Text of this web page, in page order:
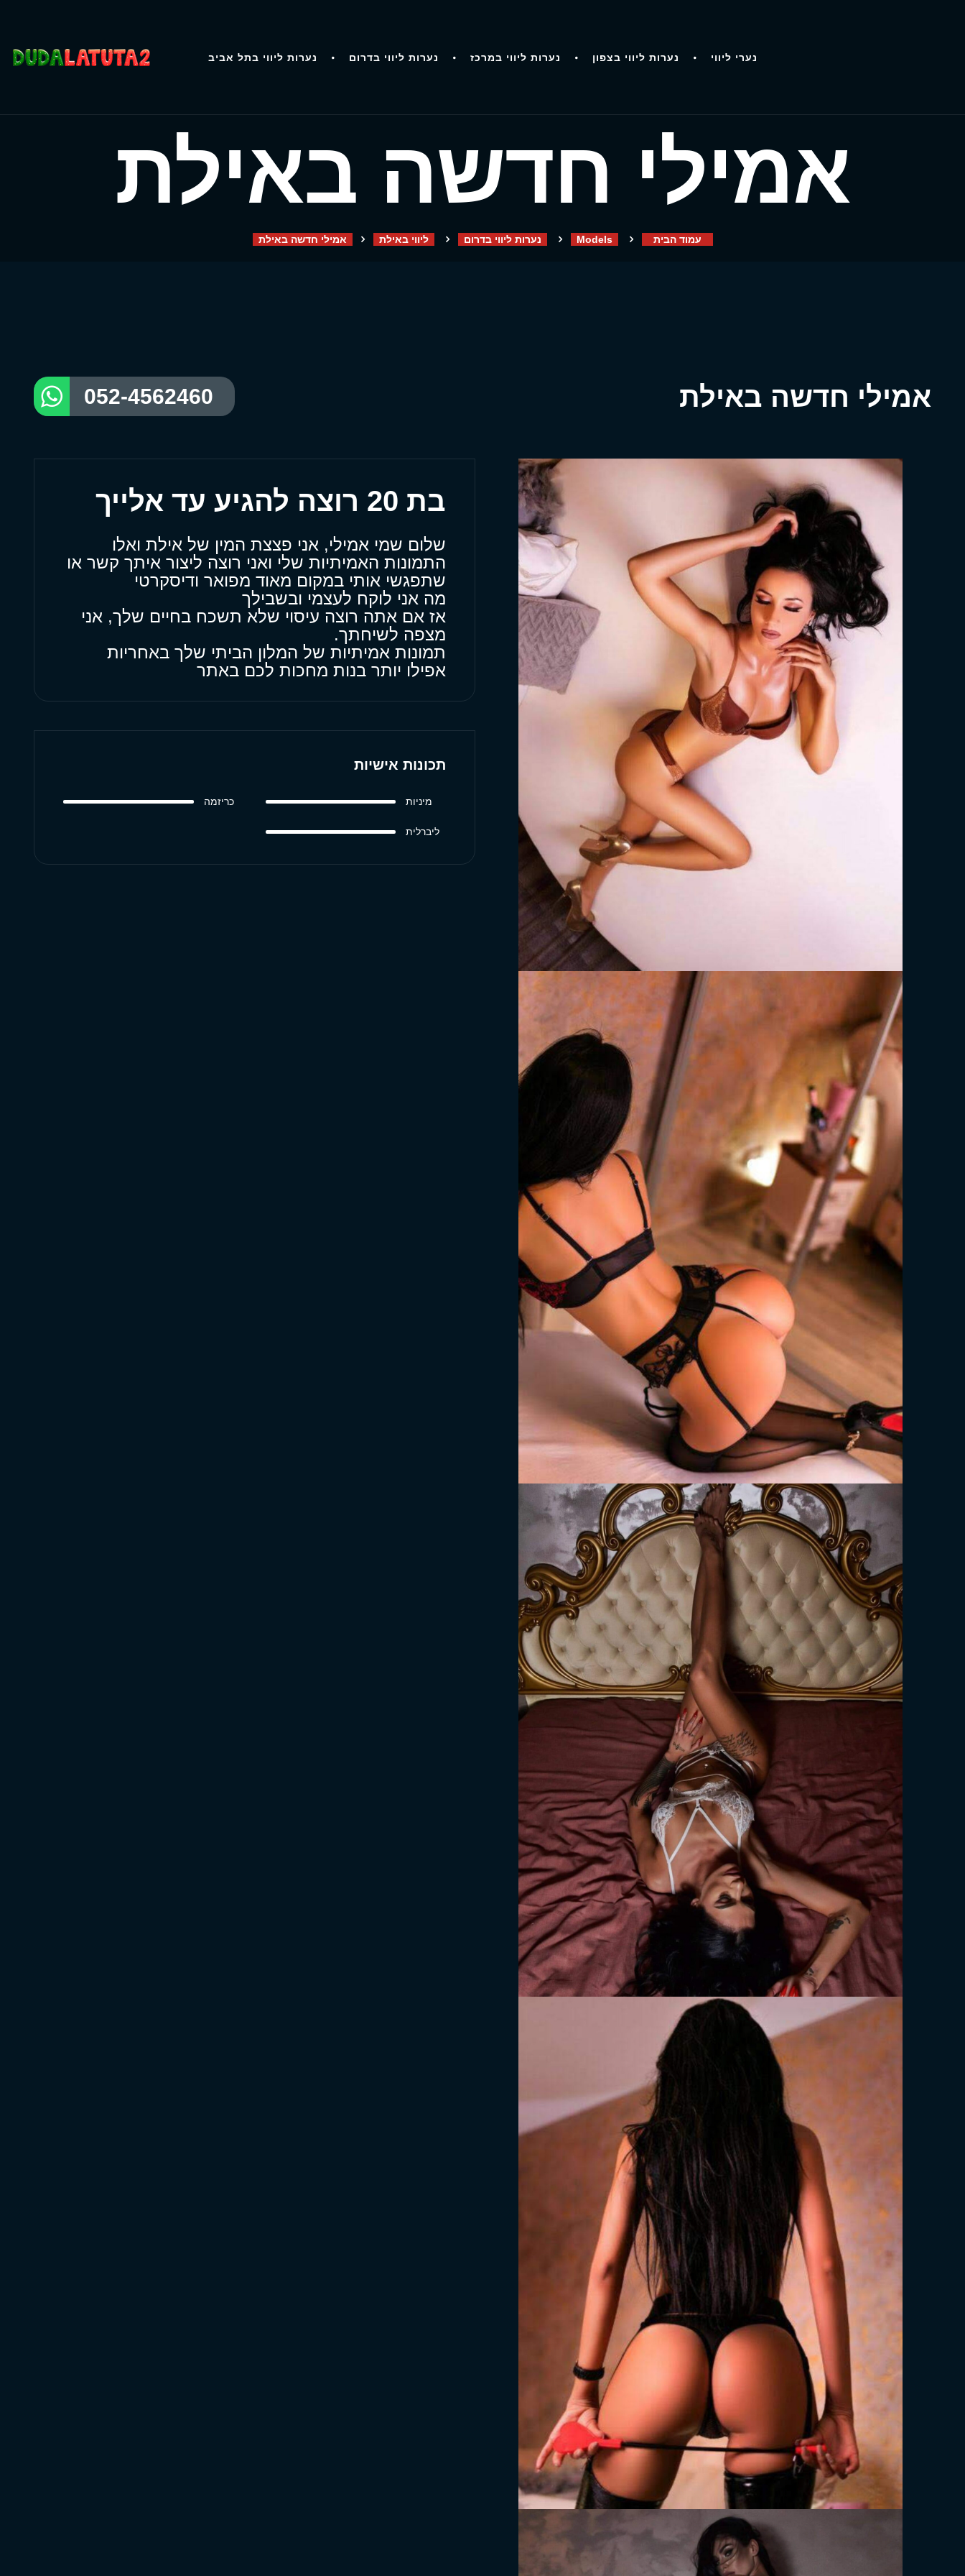
נערות ליווי בתל אביב נערות ליווי בדרום נערות ליווי במרכז נערות ליווי בצפון נערי ליווי
אמילי חדשה באילת
עמוד הבית Models נערות ליווי בדרום ליווי באילת אמילי חדשה באילת
אמילי חדשה באילת 052-4562460
בת 20 רוצה להגיע עד אלייך
שלום שמי אמילי, אני פצצת המין של אילת ואלו
התמונות האמיתיות שלי ואני רוצה ליצור איתך קשר או
שתפגשי אותי במקום מאוד מפואר ודיסקרטי
מה אני לוקח לעצמי ובשבילך
אז אם אתה רוצה עיסוי שלא תשכח בחיים שלך, אני
מצפה לשיחתך.
תמונות אמיתיות של המלון הביתי שלך באחריות
אפילו יותר בנות מחכות לכם באתר
תכונות אישיות
מיניות כריזמה
ליברלית